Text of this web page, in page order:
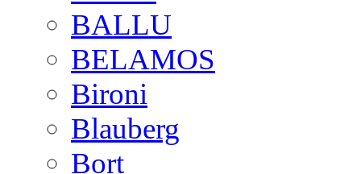
BALLU
BELAMOS
Bironi
Blauberg
Bort